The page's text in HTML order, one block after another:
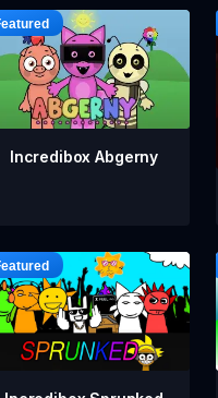
Incredibox Abgerny